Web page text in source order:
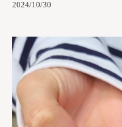
2024/10/30